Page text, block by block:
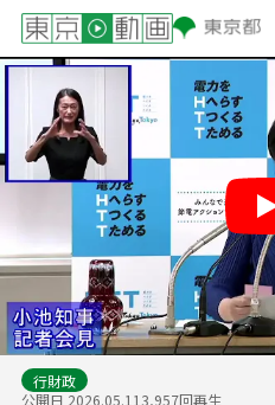
行財政
公開日 2026.05.113,957回再生